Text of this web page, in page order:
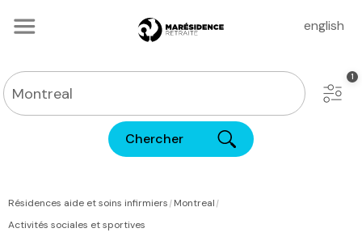
english
Chercher
Résidences aide et soins infirmiers|Montreal|
Activités sociales et sportives